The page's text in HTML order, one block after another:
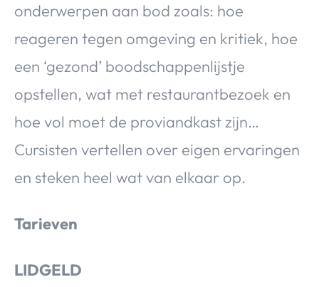
onderwerpen aan bod zoals: hoe
reageren tegen omgeving en kritiek, hoe
een ‘gezond’ boodschappenlijstje
opstellen, wat met restaurantbezoek en
hoe vol moet de proviandkast zijn…
Cursisten vertellen over eigen ervaringen
en steken heel wat van elkaar op.
Tarieven
LIDGELD